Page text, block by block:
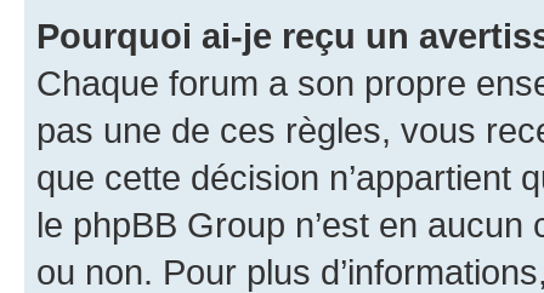
Pourquoi ai-je reçu un
Chaque forum a son propre
pas une de ces règles, vous
que cette décision n’appartient
le phpBB Group n’est en
ou non. Pour plus